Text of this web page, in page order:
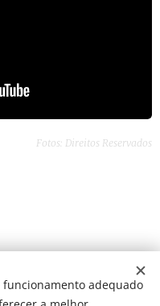
Fotos: Direitos Reservados
adequado